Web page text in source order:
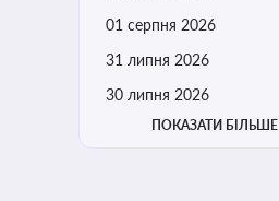
01 серпня 2026
31 липня 2026
30 липня 2026
ПОКАЗАТИ БІЛЬШЕ